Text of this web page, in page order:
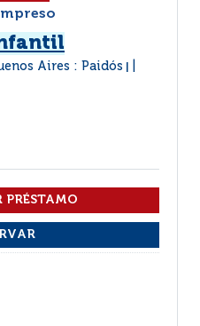
Aires : Paidós